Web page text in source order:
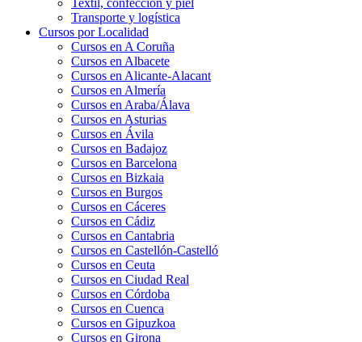
Textil, confección y piel
Transporte y logística
Cursos por Localidad
Cursos en A Coruña
Cursos en Albacete
Cursos en Alicante-Alacant
Cursos en Almería
Cursos en Araba/Álava
Cursos en Asturias
Cursos en Ávila
Cursos en Badajoz
Cursos en Barcelona
Cursos en Bizkaia
Cursos en Burgos
Cursos en Cáceres
Cursos en Cádiz
Cursos en Cantabria
Cursos en Castellón-Castelló
Cursos en Ceuta
Cursos en Ciudad Real
Cursos en Córdoba
Cursos en Cuenca
Cursos en Gipuzkoa
Cursos en Girona